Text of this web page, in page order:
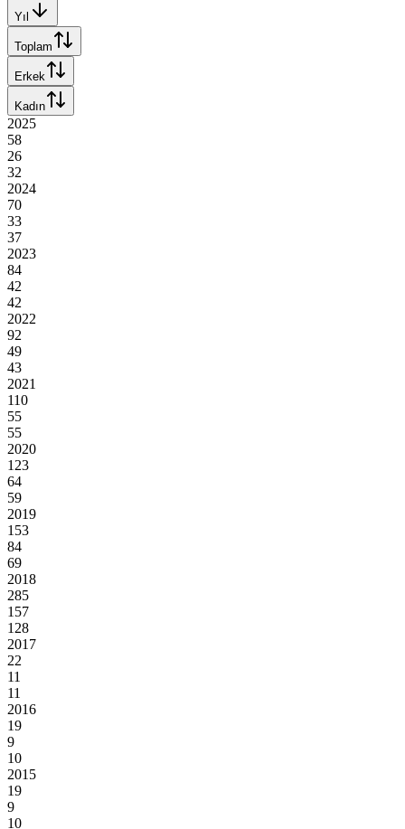
Yıl
Toplam
Erkek
Kadın
2025
58
26
32
2024
70
33
37
2023
84
42
42
2022
92
49
43
2021
110
55
55
2020
123
64
59
2019
153
84
69
2018
285
157
128
2017
22
11
11
2016
19
9
10
2015
19
9
10